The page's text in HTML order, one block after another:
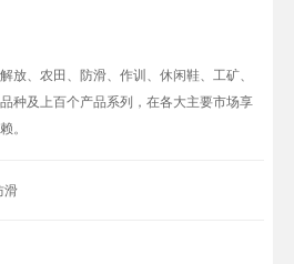
放、农田、防滑、作训、休闲鞋、工矿、
种及上百个产品系列，在各大主要市场享
。
滑